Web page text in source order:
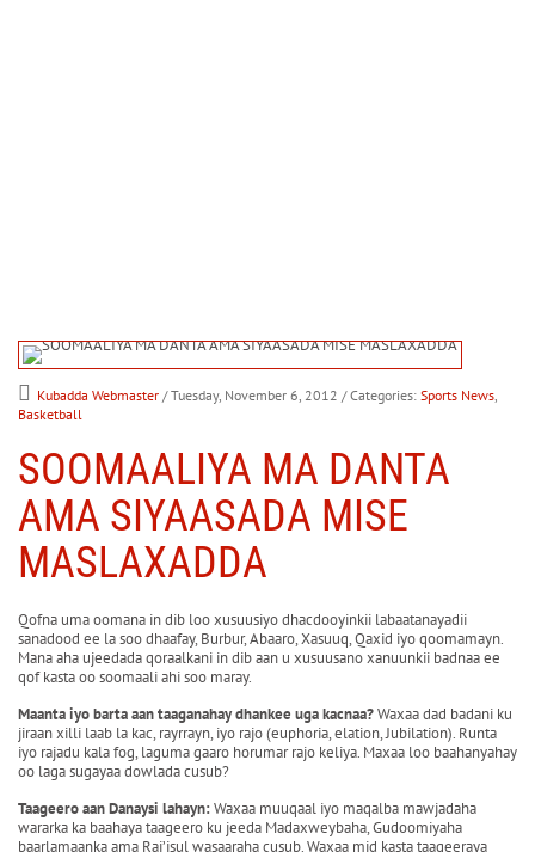
Kubadda Webmaster / Tuesday, November 6, 2012 / Categories: Sports News,
Basketball
SOOMAALIYA MA DANTA
AMA SIYAASADA MISE
MASLAXADDA
Qofna uma oomana in dib loo xusuusiyo dhacdooyinkii labaatanayadii
sanadood ee la soo dhaafay, Burbur, Abaaro, Xasuuq, Qaxid iyo qoomamayn.
Mana aha ujeedada qoraalkani in dib aan u xusuusano xanuunkii badnaa ee
qof kasta oo soomaali ahi soo maray.
Maanta iyo barta aan taaganahay dhankee uga kacnaa?Waxaa dad badani ku
jiraan xilli laab la kac, rayrrayn, iyo rajo (euphoria, elation, Jubilation). Runta
iyo rajadu kala fog, laguma gaaro horumar rajo keliya. Maxaa loo baahanyahay
oo laga sugayaa dowlada cusub?
Taageero aan Danaysi lahayn:Waxaa muuqaal iyo maqalba mawjadaha
wararka ka baahaya taageero ku jeeda Madaxweybaha, Gudoomiyaha
baarlamaanka ama Rai’isul wasaaraha cusub. Waxaa mid kasta taageeraya